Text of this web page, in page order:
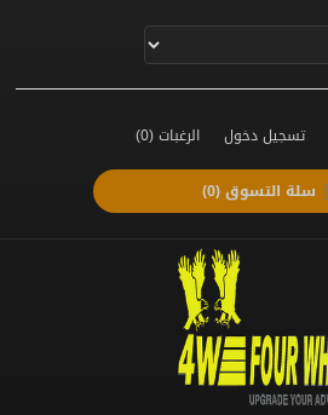
تسجيل دخول الرغبات(0)
سلة التسوق(0)